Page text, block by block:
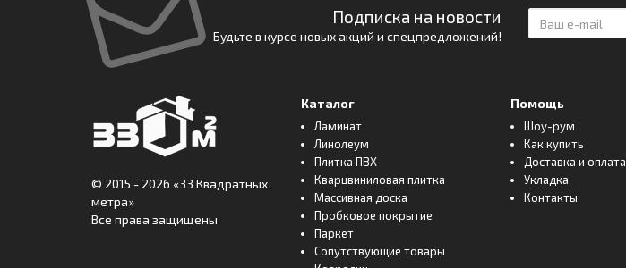
Подписка на новости
Будьте в курсе новых акций и спецпредложений!
© 2015 - 2026 «33 Квадратных
метра»
Все права защищены
Каталог
Ламинат
Линолеум
Плитка ПВХ
Кварцвиниловая плитка
Массивная доска
Пробковое покрытие
Паркет
Сопутствующие товары
Помощь
Шоу-рум
Как купить
Доставка и оплата
Укладка
Контакты